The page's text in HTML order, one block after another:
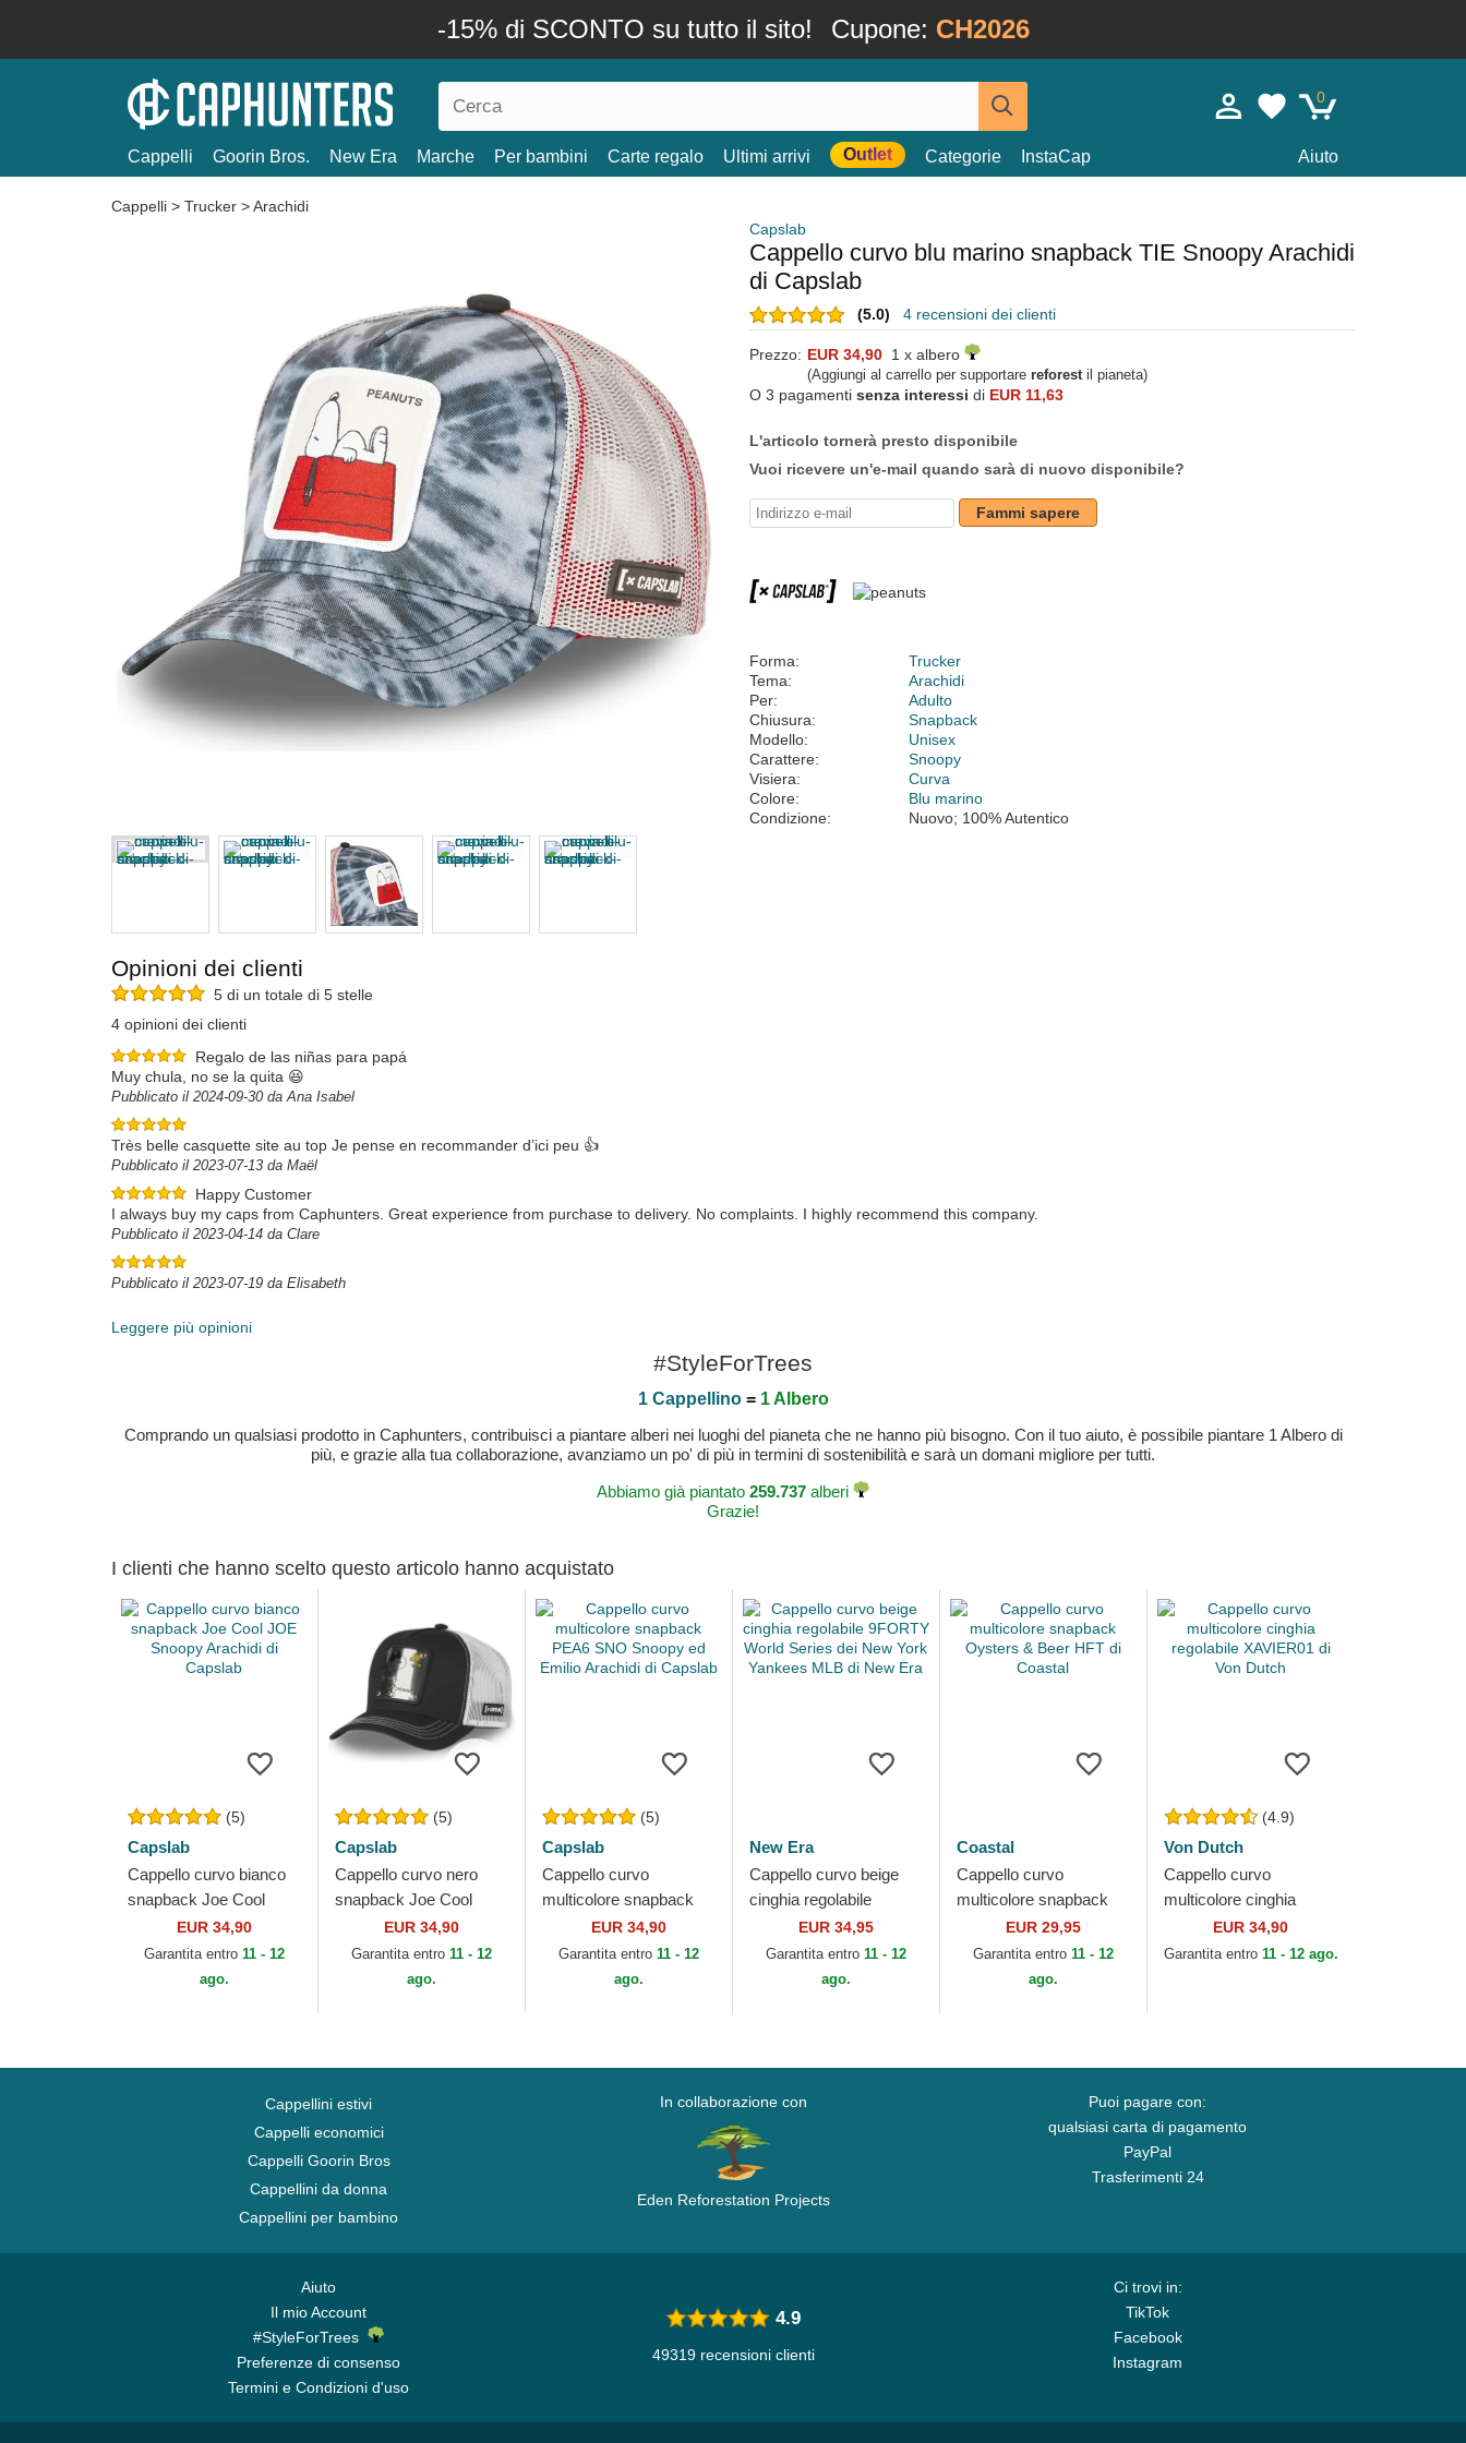
-15% di SCONTO su tutto il sito! Cupone: CH2026
0
Cappelli Goorin Bros. New Era Marche Per bambini Carte regalo Ultimi arrivi Outlet Categorie InstaCap Aiuto
Cappelli > Trucker >Arachidi
Capslab
Cappello curvo blu marino snapback TIE Snoopy Arachidi
di Capslab
(5.0) 4 recensioni dei clienti
Prezzo: EUR 34,90 1 x albero
(Aggiungi al carrello per supportare reforestil pianeta)
O 3 pagamenti senza interessi di EUR 11,63
L'articolo tornerà presto disponibile
Vuoi ricevere un'e-mail quando sarà di nuovo disponibile?
Fammi sapere
Forma:
Trucker
Tema:
Arachidi
Per:
Adulto
Chiusura:
Snapback
Modello:
Unisex
Carattere:
Snoopy
Visiera:
Curva
Colore:
Blu marino
Condizione:
Nuovo; 100% Autentico
Opinioni dei clienti
5 di un totale di 5 stelle
4 opinioni dei clienti
Regalo de las niñas para papá
Muy chula, no se la quita 😆
Pubblicato il 2024-09-30 da Ana Isabel
Très belle casquette site au top Je pense en recommander d’ici peu 👍
Pubblicato il 2023-07-13 da Maël
Happy Customer
I always buy my caps from Caphunters. Great experience from purchase to delivery. No complaints. I highly recommend this company.
Pubblicato il 2023-04-14 da Clare
Pubblicato il 2023-07-19 da Elisabeth
Leggere più opinioni
#StyleForTrees
1 Cappellino= 1 Albero
Comprando un qualsiasi prodotto in Caphunters, contribuisci a piantare alberi nei luoghi del pianeta che ne hanno più bisogno. Con il tuo aiuto, è possibile piantare 1 Albero di
più, e grazie alla tua collaborazione, avanziamo un po' di più in termini di sostenibilità e sarà un domani migliore per tutti.
Abbiamo già piantato 259.737 alberi
Grazie!
I clienti che hanno scelto questo articolo hanno acquistato
(5)
Capslab
Cappello curvo bianco
snapback Joe Cool
JOE Snoopy Arachidi di
Capslab
EUR 34,90
Garantita entro 11 - 12
ago.
(5)
Capslab
Cappello curvo nero
snapback Joe Cool
NAW5 Snoopy Arachidi
di Capslab
EUR 34,90
Garantita entro 11 - 12
ago.
(5)
Capslab
Cappello curvo
multicolore snapback
PEA6 SNO Snoopy ed
Emilio Arachidi di
EUR 34,90
Garantita entro 11 - 12
ago.
New Era
Cappello curvo beige
cinghia regolabile
9FORTY World Series
dei New York Yankees
MLB di New Era
EUR 34,95
Garantita entro 11 - 12
ago.
Coastal
Cappello curvo
multicolore snapback
Oysters & Beer HFT di
Coastal
EUR 29,95
Garantita entro 11 - 12
ago.
(4.9)
Von Dutch
Cappello curvo
multicolore cinghia
regolabile XAVIER01 di
Von Dutch
EUR 34,90
Garantita entro 11 - 12 ago.
Cappellini estivi
Cappelli economici
Cappelli Goorin Bros
Cappellini da donna
Cappellini per bambino
In collaborazione con
Eden Reforestation Projects
Puoi pagare con:
qualsiasi carta di pagamento
PayPal
Trasferimenti 24
Aiuto
Il mio Account
#StyleForTrees
Preferenze di consenso
Termini e Condizioni d'uso
Ci trovi in:
TikTok
Facebook
Instagram
4.9
49319 recensioni clienti